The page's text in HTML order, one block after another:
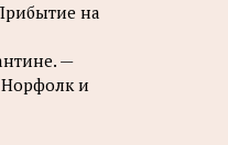
на
—
и